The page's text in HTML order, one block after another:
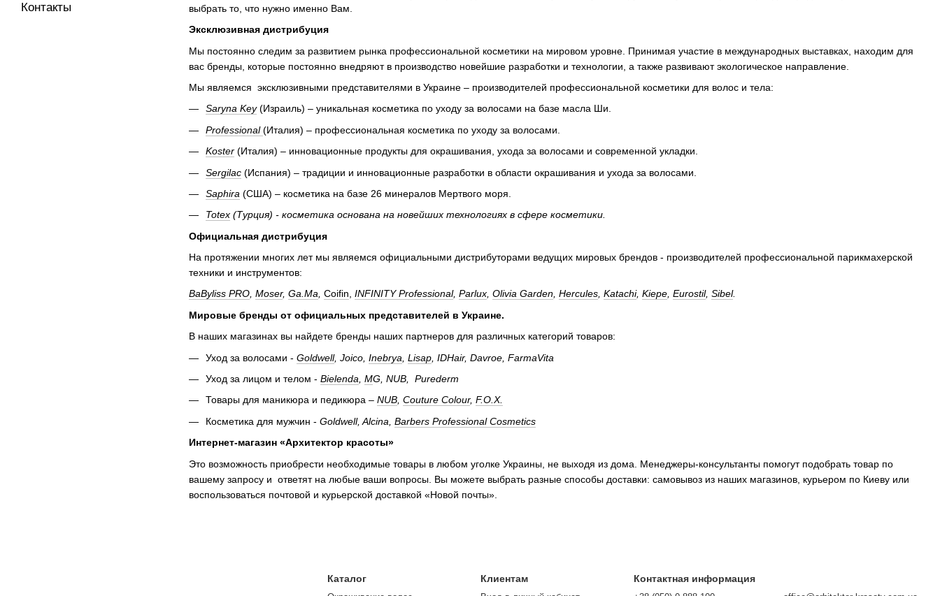
выбрать то, что нужно именно Вам.
Эксклюзивная дистрибуция
Мы постоянно следим за развитием рынка профессиональной косметики на мировом уровне. Принимая участие в международных выставках, находим для
вас бренды, которые постоянно внедряют в производство новейшие разработки и технологии, а также развивают экологическое направление.
Мы являемся эксклюзивными представителями в Украине – производителей профессиональной косметики для волос и тела:
Saryna Key (Израиль) – уникальная косметика по уходу за волосами на базе масла Ши.
Professional (Италия) – профессиональная косметика по уходу за волосами.
Koster (Италия) – инновационные продукты для окрашивания, ухода за волосами и современной укладки.
Sergilac (Испания) – традиции и инновационные разработки в области окрашивания и ухода за волосами.
Saphira (США) – косметика на базе 26 минералов Мертвого моря.
Totex (Турция) - косметика основана на новейших технологиях в сфере косметики.
Официальная дистрибуция
На протяжении многих лет мы являемся официальными дистрибуторами ведущих мировых брендов - производителей профессиональной парикмахерской
техники и инструментов:
BaByliss PRO, Moser, Ga.Ma, Coifin, INFINITY Professional, Parlux, Olivia Garden, Hercules, Katachi, Kiepe, Eurostil, Sibel.
Мировые бренды от официальных представителей в Украине.
В наших магазинах вы найдете бренды наших партнеров для различных категорий товаров:
Уход за волосами - Goldwell, Joico, Inebrya Lisap , IDHair, Davroe, FarmaVita
Уход за лицом и телом - Bielenda MG, NUB, Purederm
Товары для маникюра и педикюра – NUB, Couture Colour, F.O.X.
Косметика для мужчин - Goldwell, Alcina, Barbers Professional Cosmetics
Интернет-магазин «Архитектор красоты»
Это возможность приобрести необходимые товары в любом уголке Украины, не выходя из дома. Менеджеры-консультанты помогут подобрать товар по
вашему запросу и ответят на любые ваши вопросы. Вы можете выбрать разные способы доставки: самовывоз из наших магазинов, курьером по Киеву или
воспользоваться почтовой и курьерской доставкой «Новой почты».
Контакты
Каталог Клиентам Контактная информация